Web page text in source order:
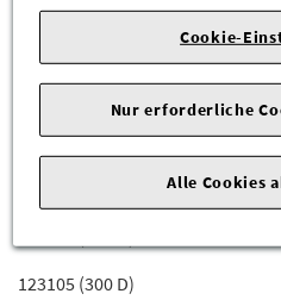
123053 (280 CE)
123093 (280 TE)
123105 (300 D)
Cookie-
Nur erforderliche
Alle Cookies